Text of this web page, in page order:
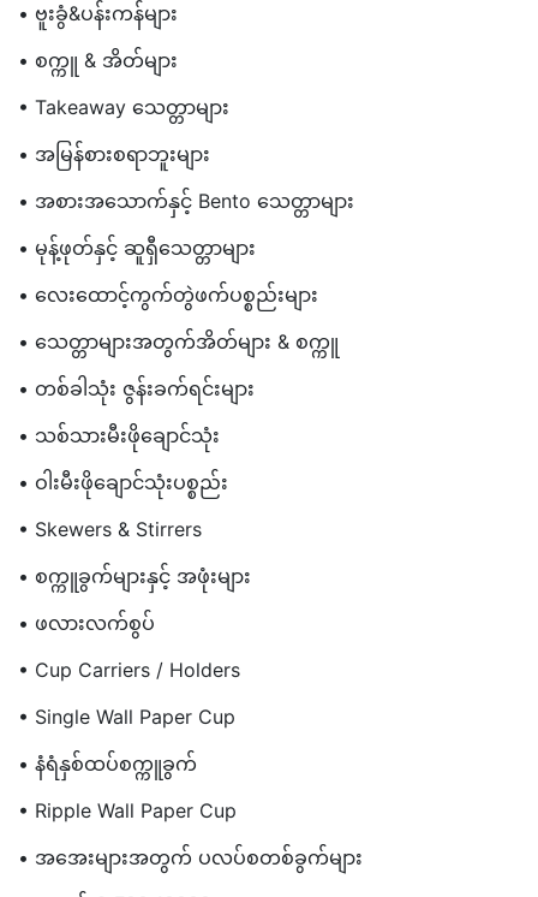
တစ္ဆေစားသောက်ဆိုင်များ
• ဗူးခွံ&ပန်းကန်များ
• စက္ကူ & အိတ်များ
• Takeaway သေတ္တာများ
• အမြန်စားစရာဘူးများ
• အစားအသောက်နှင့် Bento သေတ္တာများ
• မုန့်ဖုတ်နှင့် ဆူရှီသေတ္တာများ
• လေးထောင့်ကွက်တွဲဖက်ပစ္စည်းများ
• သေတ္တာများအတွက်အိတ်များ & စက္ကူ
• တစ်ခါသုံး ဇွန်းခက်ရင်းများ
• သစ်သားမီးဖိုချောင်သုံး
• ဝါးမီးဖိုချောင်သုံးပစ္စည်း
• Skewers & Stirrers
• စက္ကူခွက်များနှင့် အဖုံးများ
• ဖလားလက်စွပ်
• Cup Carriers / Holders
• Single Wall Paper Cup
• နံရံနှစ်ထပ်စက္ကူခွက်
• Ripple Wall Paper Cup
• အအေးများအတွက် ပလပ်စတစ်ခွက်များ